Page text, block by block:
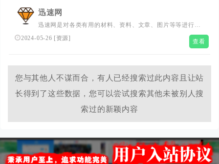
迅速网
迅速网是对各类有用的材料、资料、文章、图片等等进行归
纳和总结的集合网站
2024-05-26 [资源] 查看
您与其他人不谋而合，有人已经搜索过此内容且让站
长得到了这些数据，您可以尝试搜索其他未被别人搜
索过的新颖内容